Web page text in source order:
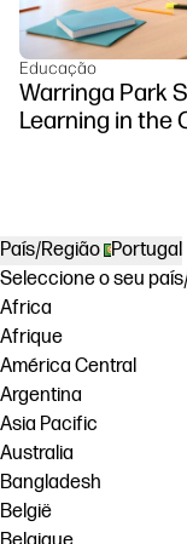
Educação
Warringa Park
Learning in the
País/Região Portugal
Seleccione o seu
Africa
Afrique
América Central
Argentina
Asia Pacific
Australia
Bangladesh
België